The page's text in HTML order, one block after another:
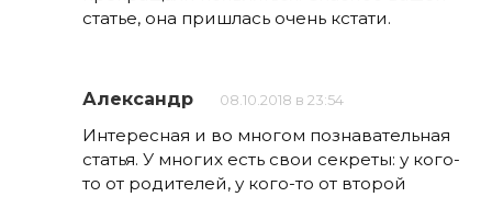
статье, она пришлась очень кстати.
Александр 08.10.2018 в 23:54
Интересная и во многом познавательная
статья. У многих есть свои секреты: у кого-
то от родителей, у кого-то от второй